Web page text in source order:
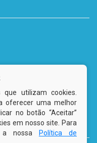
utilizam cookies.
oferecer uma melhor
no botão “Aceitar”
em nosso site. Para
a nossa
Política de